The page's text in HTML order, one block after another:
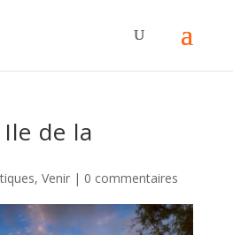
de la
, Venir| 0 commentaires